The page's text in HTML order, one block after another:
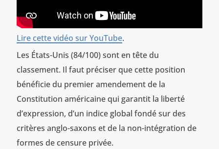
Lire cette vidéo sur YouTube.
Les États-Unis (84/100) sont en tête du
classement. Il faut préciser que cette position
bénéficie du premier amendement de la
Constitution américaine qui garantit la liberté
d’expression, d’un indice global fondé sur des
critères anglo-saxons et de la non-intégration de
formes de censure privée.